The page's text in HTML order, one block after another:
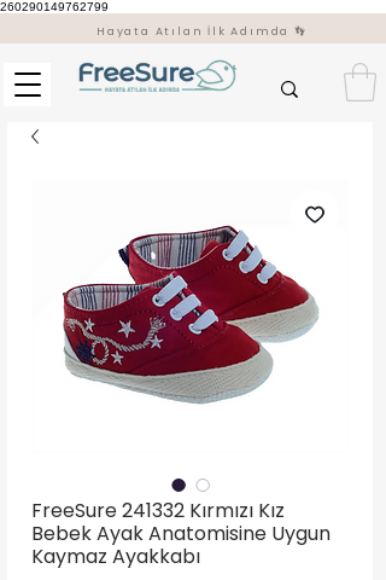
260290149762799
Hayata Atılan İlk Adımda 👣
FreeSure 241332 Kırmızı Kız
Bebek Ayak Anatomisine Uygun
Kaymaz Ayakkabı